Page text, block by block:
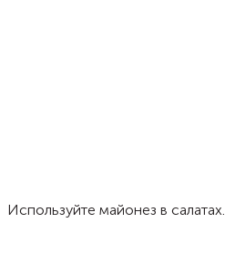
Используйте майонез в салатах.